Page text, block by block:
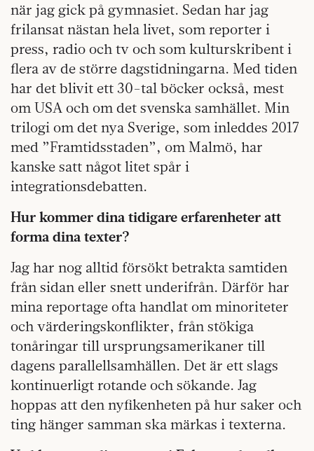
när jag gick på gymnasiet. Sedan har jag
frilansat nästan hela livet, som reporter i
press, radio och tv och som kulturskribent i
flera av de större dagstidningarna. Med tiden
har det blivit ett 30-tal böcker också, mest
om USA och om det svenska samhället. Min
trilogi om det nya Sverige, som inleddes 2017
med ”Framtidsstaden”, om Malmö, har
kanske satt något litet spår i
integrationsdebatten.
Hur kommer dina tidigare erfarenheter att
forma dina texter?
Jag har nog alltid försökt betrakta samtiden
från sidan eller snett underifrån. Därför har
mina reportage ofta handlat om minoriteter
och värderingskonflikter, från stökiga
tonåringar till ursprungsamerikaner till
dagens parallellsamhällen. Det är ett slags
kontinuerligt rotande och sökande. Jag
hoppas att den nyfikenheten på hur saker och
ting hänger samman ska märkas i texterna.